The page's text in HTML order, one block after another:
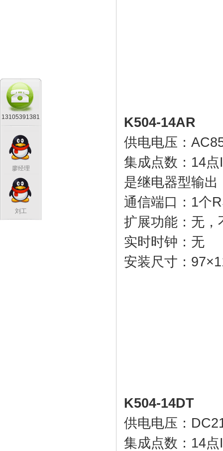
K504-14AR
供电电压：
集成点数：14
是继电器型输出
通信端口：1个
扩展功能：无，
实时时钟：无
安装尺寸：
K504-14DT
供电电压：
集成点数：14
13105391381
廖经理
刘工